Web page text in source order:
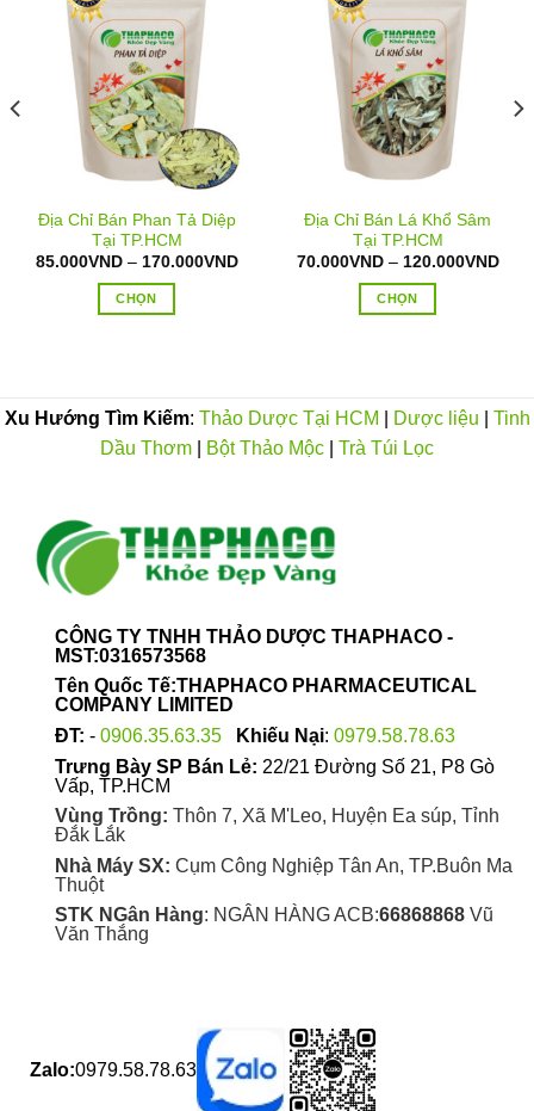
Địa Chỉ Bán Phan Tả Diệp
Tại TP.HCM
85.000VND – 170.000VNDKhoảng
CHỌN
nhiều
biến
tùy
chọn
có
được
chọn
trên
trang
sản
Địa Chỉ Bán Lá Khổ Sâm
Tại TP.HCM
70.000VND – 120.000VND
CHỌN
nhiều
biến
được
trên
sản
Xu Hướng Tìm Kiếm: Thảo Dược Tại HCM Dược liệu
Tinh
Dầu Thơm
Bột Thảo Mộc Trà Túi Lọc
CÔNG TY TNHH THẢO DƯỢC THAPHACO -
MST:0316573568
Tên Quốc Tế:THAPHACO PHARMACEUTICAL
COMPANY LIMITED
ĐT: - 0906.35.63.35 Khiếu Nại: 0979.58.78.63
Trưng Bày SP Bán Lẻ: 22/21 Đường Số 21, P8 Gò
Vấp, TP.HCM
Vùng Trồng: Thôn 7, Xã M'Leo, Huyện Ea súp, Tỉnh
Đắk Lắk
Nhà Máy SX: Cụm Công Nghiệp Tân An, TP.Buôn Ma
Thuột
STK NGân Hàng: NGÂN HÀNG ACB:66868868Vũ
Văn Thắng
Zalo:0979.58.78.63